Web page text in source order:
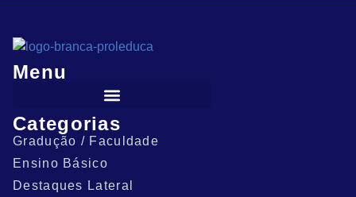
Menu
Categorias
Gradução / Faculdade
Ensino Básico
Destaques Lateral